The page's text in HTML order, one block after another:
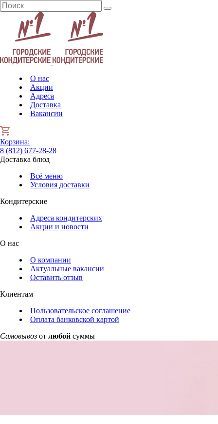
О нас
Акции
Адреса
Доставка
Вакансии
Корзина:
8 (812) 677-28-28
Доставка блюд
Всё меню
Условия доставки
Кондитерские
Адреса кондитерских
Акции и новости
О нас
О компании
Актуальные вакансии
Оставить отзыв
Клиентам
Пользовательское соглашение
Оплата банковской картой
Самовывоз от любой суммы